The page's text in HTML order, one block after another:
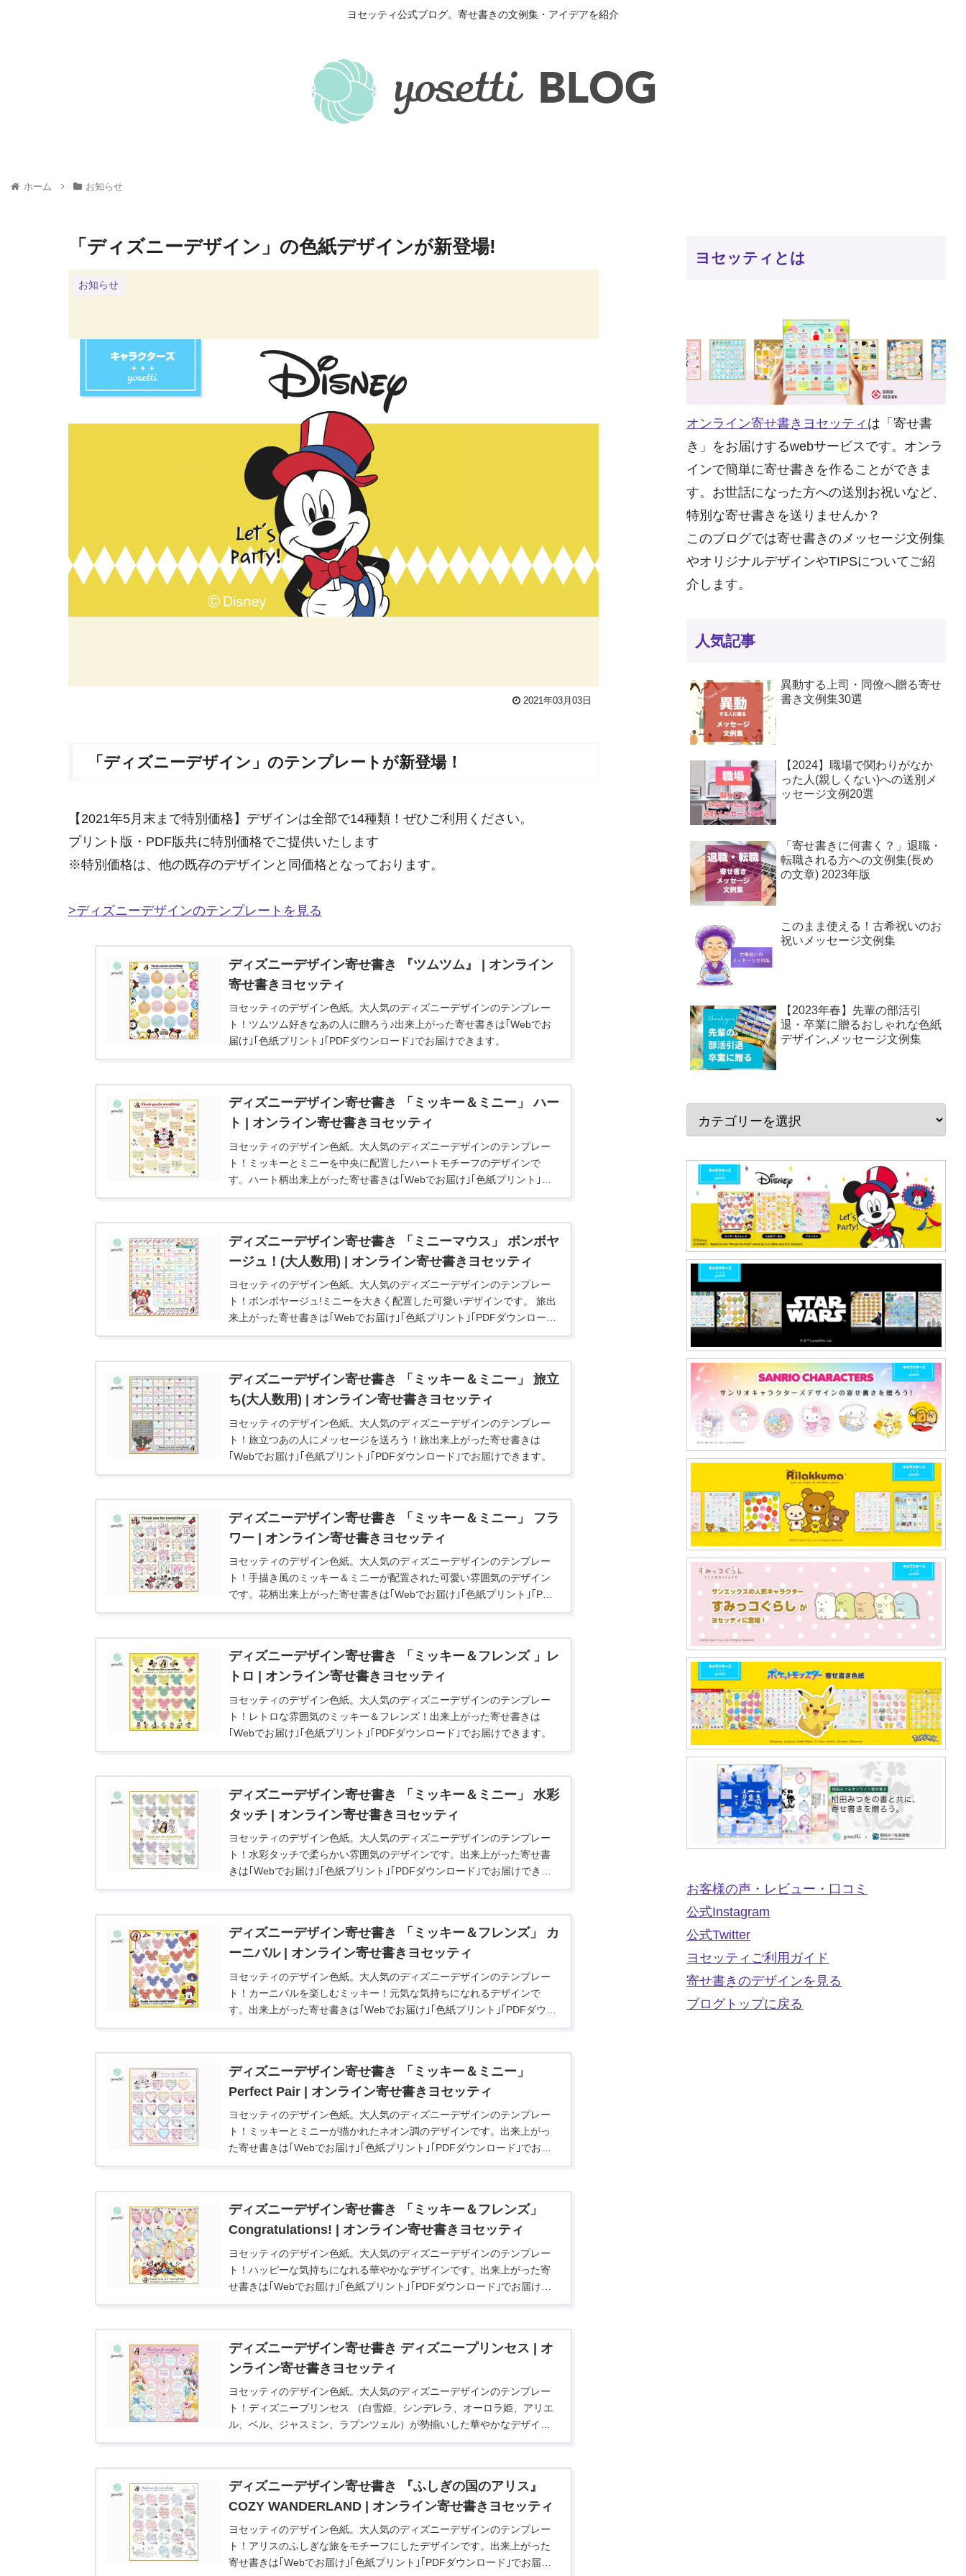
ヨセッティ公式ブログ。寄せ書きの文例集・アイデアを紹介
ホーム お知らせ
「ディズニーデザイン」の色紙デザインが新登場!
お知らせ
2021年03月03日
「ディズニーデザイン」のテンプレートが新登場！
【2021年5月末まで特別価格】デザインは全部で14種類！ぜひご利用ください。
プリント版・PDF版共に特別価格でご提供いたします
※特別価格は、他の既存のデザインと同価格となっております。
>ディズニーデザインのテンプレートを見る
ディズニーデザイン寄せ書き 『ツムツム』 | オンライン
寄せ書きヨセッティ
ヨセッティのデザイン色紙。大人気のディズニーデザインのテンプレー
ト！ツムツム好きなあの人に贈ろう♪出来上がった寄せ書きは｢Webでお
届け｣｢色紙プリント｣｢PDFダウンロード｣でお届けできます。
ディズニーデザイン寄せ書き 「ミッキー＆ミニー」 ハー
ト | オンライン寄せ書きヨセッティ
ヨセッティのデザイン色紙。大人気のディズニーデザインのテンプレー
ト！ミッキーとミニーを中央に配置したハートモチーフのデザインで
す。ハート柄出来上がった寄せ書きは｢Webでお届け｣｢色紙プリント｣
｢PDFダウンロード｣でお届けできます。
ディズニーデザイン寄せ書き 「ミニーマウス」 ボンボヤ
ージュ！(大人数用) | オンライン寄せ書きヨセッティ
ヨセッティのデザイン色紙。大人気のディズニーデザインのテンプレー
ト！ボンボヤージュ!ミニーを大きく配置した可愛いデザインです。 旅出
来上がった寄せ書きは｢Webでお届け｣｢色紙プリント｣｢PDFダウンロー
ド｣でお届けできます。
ディズニーデザイン寄せ書き 「ミッキー＆ミニー」 旅立
ち(大人数用) | オンライン寄せ書きヨセッティ
ヨセッティのデザイン色紙。大人気のディズニーデザインのテンプレー
ト！旅立つあの人にメッセージを送ろう！旅出来上がった寄せ書きは
｢Webでお届け｣｢色紙プリント｣｢PDFダウンロード｣でお届けできます。
ディズニーデザイン寄せ書き 「ミッキー＆ミニー」 フラ
ワー | オンライン寄せ書きヨセッティ
ヨセッティのデザイン色紙。大人気のディズニーデザインのテンプレー
ト！手描き風のミッキー＆ミニーが配置された可愛い雰囲気のデザイン
です。花柄出来上がった寄せ書きは｢Webでお届け｣｢色紙プリント｣｢PDF
ダウンロード｣でお届けできます。
ディズニーデザイン寄せ書き 「ミッキー＆フレンズ 」レ
トロ | オンライン寄せ書きヨセッティ
ヨセッティのデザイン色紙。大人気のディズニーデザインのテンプレー
ト！レトロな雰囲気のミッキー＆フレンズ！出来上がった寄せ書きは
｢Webでお届け｣｢色紙プリント｣｢PDFダウンロード｣でお届けできます。
ディズニーデザイン寄せ書き 「ミッキー＆ミニー」 水彩
タッチ | オンライン寄せ書きヨセッティ
ヨセッティのデザイン色紙。大人気のディズニーデザインのテンプレー
ト！水彩タッチで柔らかい雰囲気のデザインです。出来上がった寄せ書
きは｢Webでお届け｣｢色紙プリント｣｢PDFダウンロード｣でお届けできま
す。
ディズニーデザイン寄せ書き 「ミッキー＆フレンズ」 カ
ーニバル | オンライン寄せ書きヨセッティ
ヨセッティのデザイン色紙。大人気のディズニーデザインのテンプレー
ト！カーニバルを楽しむミッキー！元気な気持ちになれるデザインで
す。出来上がった寄せ書きは｢Webでお届け｣｢色紙プリント｣｢PDFダウン
ロード｣でお届けできます。
ディズニーデザイン寄せ書き 「ミッキー＆ミニー」
Perfect Pair | オンライン寄せ書きヨセッティ
ヨセッティのデザイン色紙。大人気のディズニーデザインのテンプレー
ト！ミッキーとミニーが描かれたネオン調のデザインです。出来上がっ
た寄せ書きは｢Webでお届け｣｢色紙プリント｣｢PDFダウンロード｣でお届
けできます。
ディズニーデザイン寄せ書き 「ミッキー＆フレンズ」
Congratulations! | オンライン寄せ書きヨセッティ
ヨセッティのデザイン色紙。大人気のディズニーデザインのテンプレー
ト！ハッピーな気持ちになれる華やかなデザインです。出来上がった寄
せ書きは｢Webでお届け｣｢色紙プリント｣｢PDFダウンロード｣でお届けで
きます。
ディズニーデザイン寄せ書き ディズニープリンセス | オ
ンライン寄せ書きヨセッティ
ヨセッティのデザイン色紙。大人気のディズニーデザインのテンプレー
ト！ディズニープリンセス （白雪姫、シンデレラ、オーロラ姫、アリエ
ル、ベル、ジャスミン、ラプンツェル）が勢揃いした華やかなデザイン
です。出来上がった寄せ書きは｢Webでお届け｣｢色紙プリント｣｢PDFダウ
ディズニーデザイン寄せ書き 『ふしぎの国のアリス』
COZY WANDERLAND | オンライン寄せ書きヨセッティ
ヨセッティのデザイン色紙。大人気のディズニーデザインのテンプレー
ト！アリスのふしぎな旅をモチーフにしたデザインです。出来上がった
寄せ書きは｢Webでお届け｣｢色紙プリント｣｢PDFダウンロード｣でお届け
ヨセッティとは
オンライン寄せ書きヨセッティ は「寄せ書
き」をお届けするwebサービスです。オンラ
インで簡単に寄せ書きを作ることができま
す。お世話になった方への送別お祝いなど、
特別な寄せ書きを送りませんか？
このブログでは寄せ書きのメッセージ文例集
やオリジナルデザインやTIPSについてご紹
介します。
人気記事
異動する上司・同僚へ贈る寄せ
書き文例集30選
【2024】職場で関わりがなか
った人(親しくない)への送別メ
ッセージ文例20選
「寄せ書きに何書く？」退職・
転職される方への文例集(長め
の文章) 2023年版
このまま使える！古希祝いのお
祝いメッセージ文例集
【2023年春】先輩の部活引
退・卒業に贈るおしゃれな色紙
デザイン,メッセージ文例集
お客様の声・レビュー・口コミ
公式Instagram
公式Twitter
ヨセッティご利用ガイド
寄せ書きのデザインを見る
ブログトップに戻る